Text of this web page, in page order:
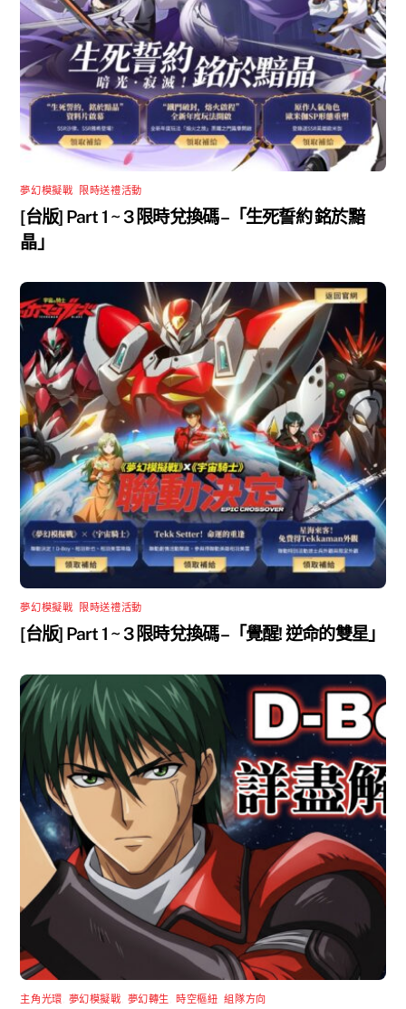
夢幻模擬戰 限時送禮活動
[台版] Part 1 ~ 3 限時兌換碼 –「生死誓約 銘於黯
晶」
夢幻模擬戰 限時送禮活動
[台版] Part 1 ~ 3 限時兌換碼 –「覺醒! 逆命的雙星」
主角光環 夢幻模擬戰 夢幻轉生 時空樞紐 ,組隊方向